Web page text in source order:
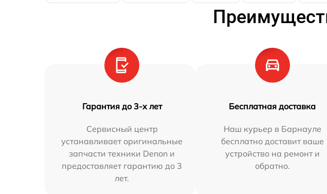
Гарантия до 3-х лет
Сервисный центр
устанавливает оригинальные
запчасти техники Denon и
предоставляет гарантию до 3
лет.
Бесплатная доставка
Наш курьер в Барнауле
бесплатно доставит ваше
устройство на ремонт и
обратно.